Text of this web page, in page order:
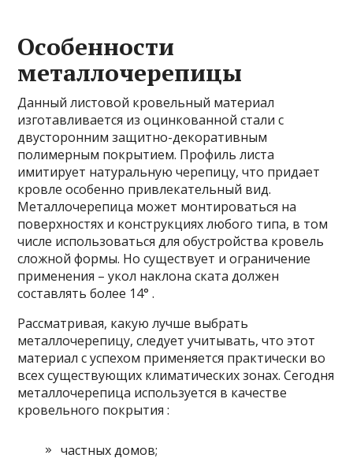
Особенности
металлочерепицы
Данный листовой кровельный материал
изготавливается из оцинкованной стали с
двусторонним защитно-декоративным
полимерным покрытием. Профиль листа
имитирует натуральную черепицу, что придает
кровле особенно привлекательный вид.
Металлочерепица может монтироваться на
поверхностях и конструкциях любого типа, в том
числе использоваться для обустройства кровель
сложной формы. Но существует и ограничение
применения – укол наклона ската должен
составлять более 14° .
Рассматривая, какую лучше выбрать
металлочерепицу, следует учитывать, что этот
материал с успехом применяется практически во
всех существующих климатических зонах. Сегодня
металлочерепица используется в качестве
кровельного покрытия :
частных домов;